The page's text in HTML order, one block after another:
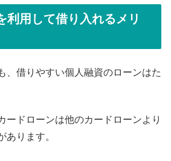
利用して借り入れるメリ
、借りやすい個人融資のローンはた
ードローンは他のカードローンより
あります。